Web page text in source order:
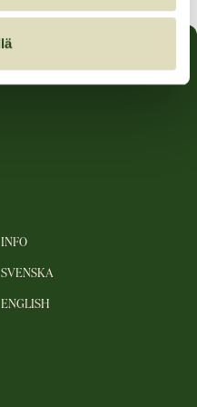
INFO
SVENSKA
ENGLISH